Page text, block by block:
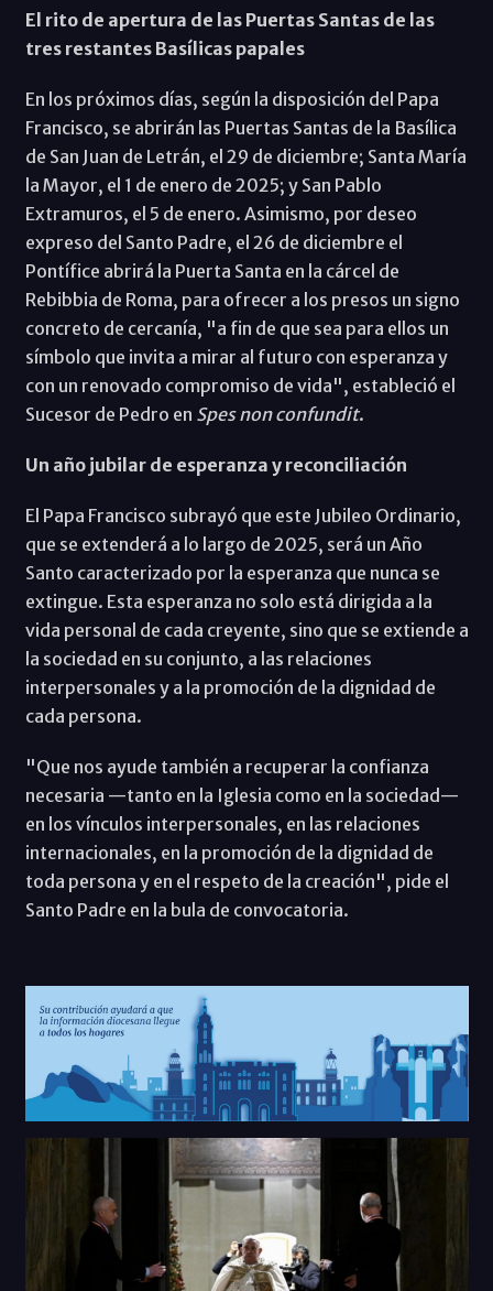
El rito de apertura de las Puertas Santas de las
tres restantes Basílicas papales
En los próximos días, según la disposición del Papa
Francisco, se abrirán las Puertas Santas de la Basílica
de San Juan de Letrán, el 29 de diciembre; Santa María
la Mayor, el 1 de enero de 2025; y San Pablo
Extramuros, el 5 de enero. Asimismo, por deseo
expreso del Santo Padre, el 26 de diciembre el
Pontífice abrirá la Puerta Santa en la cárcel de
Rebibbia de Roma, para ofrecer a los presos un signo
concreto de cercanía, "a fin de que sea para ellos un
símbolo que invita a mirar al futuro con esperanza y
con un renovado compromiso de vida", estableció el
Sucesor de Pedro en Spes non confundit.
Un año jubilar de esperanza y reconciliación
El Papa Francisco subrayó que este Jubileo Ordinario,
que se extenderá a lo largo de 2025, será un Año
Santo caracterizado por la esperanza que nunca se
extingue. Esta esperanza no solo está dirigida a la
vida personal de cada creyente, sino que se extiende a
la sociedad en su conjunto, a las relaciones
interpersonales y a la promoción de la dignidad de
cada persona.
"Que nos ayude también a recuperar la confianza
necesaria —tanto en la Iglesia como en la sociedad—
en los vínculos interpersonales, en las relaciones
internacionales, en la promoción de la dignidad de
toda persona y en el respeto de la creación", pide el
Santo Padre en la bula de convocatoria.